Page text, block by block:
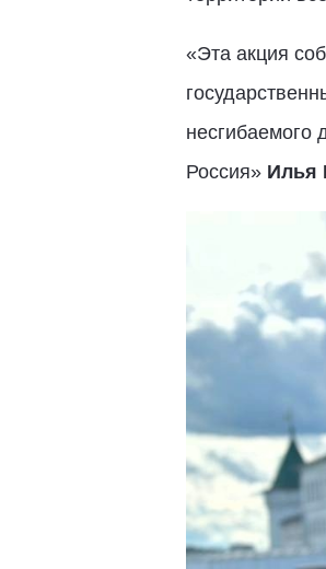
«Эта акция
несгибаемого
Россия» Илья